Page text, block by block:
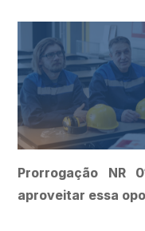
Prorrogação NR
aproveitar essa